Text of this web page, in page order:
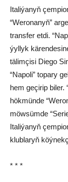
Italiýanyň
“Weronanyň”
transfer etdi.
ýyllyk
tälimçisi Diego
“Napoli” topary
hem geçirip biler.
hökmünde
möwsümde
Italiýanyň
klublaryň
* * *